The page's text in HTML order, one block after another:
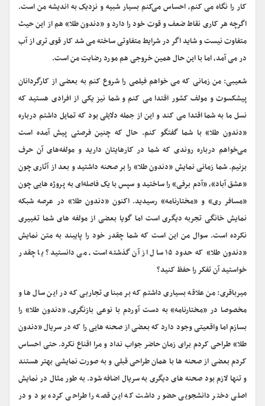
کار را نگاه می کنم، احساس می‌کنم بسیار شبیه و نزدیک به اندیشه من است.
اگرچه هر کاری نقاط ضعف و قوت خود را دارد و «دندون طلا» هم از این حیث
متفاوت نیست و شاید اگر در شرایط متفاوتی ساخته می شد کار قوی تری از آب
در می آمد، اما با این حال همین خروجی هم مورد رضایت من است.
شعیبی: من زمانی که می خواهم فیلمی را شروع کنم به بعضی از کارگردانان
پیشکسوت و مولف کشور اقتدا می کنم و شما نیز یکی از افرادی هستید که
نسل ما به شما اقتدا می کند و این از جمله دلایلی بود که تمایل داشتم درباره
«دندون طلا» با شما گفتگو کنم. حال که چنین فرصتی پیش آمده است
می‌خواهم درباره روندی که شما در کارهایتان دارید و مولفه‌های آن حرف
بزنیم. شما زمانی نمایش «دندون طلا» را بر صحنه داشتید و بعد از آثاری چون
«عشق آباد»، «آدم برفی» را ساختید و سپس با یک فاصله‌ای به پروژه هایی چون
«مسافر ری» و «مختارنامه» رسیدید. اکنون «دندون طلا» در عرصه شبکه
نمایش خانگی تجربه دیگری است اما گویا بعضی از مولفه های شما تغییری
نکرده است. سوال من این است که شما چقدر خود را پایبند به متن نمایش
«دندون طلا» که حدود ۱۵ سال از آن گذشته است، می دانستید؟ یا چقدر
خواستید آن تفکر را حفظ کنید؟
میرباقری: من علاقه بسیاری داشتم که بر مبنای تجاربی که در این سال ها و
مخصوصا در «مختارنامه» به دست آوردم با نوعی بازنگری، «دندون طلا» را
بسازم اما واقعیتی وجود دارد که بعضی از صحنه هایی را که در سریال «دندون
طلا» طراحی کردم برای زمان حاضر جواب نداد و مرا اقناع نکرد. حتی احساس
کردم بعضی از صحنه ها با همان طراحی قبلی و به صورت نمایشی بهتر هستند
و تنها لازم بود صحنه های دیگری به سریال اضافه شود. به طور مثال در نمایش
اصلی دختر دانشجویی حضور داشت که این قصه را طراحی کرده بود و در